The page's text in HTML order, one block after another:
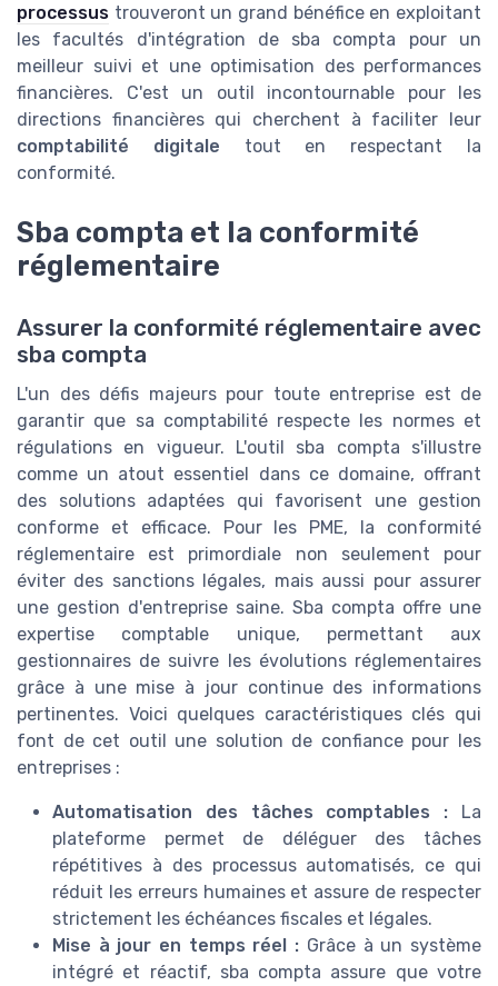
processus trouveront un grand bénéfice en exploitant
les facultés d'intégration de sba compta pour un
meilleur suivi et une optimisation des performances
financières. C'est un outil incontournable pour les
directions financières qui cherchent à faciliter leur
comptabilité digitale tout en respectant la
conformité.
Sba compta et la conformité
réglementaire
Assurer la conformité réglementaire avec
sba compta
L'un des défis majeurs pour toute entreprise est de
garantir que sa comptabilité respecte les normes et
régulations en vigueur. L'outil sba compta s'illustre
comme un atout essentiel dans ce domaine, offrant
des solutions adaptées qui favorisent une gestion
conforme et efficace. Pour les PME, la conformité
réglementaire est primordiale non seulement pour
éviter des sanctions légales, mais aussi pour assurer
une gestion d'entreprise saine. Sba compta offre une
expertise comptable unique, permettant aux
gestionnaires de suivre les évolutions réglementaires
grâce à une mise à jour continue des informations
pertinentes. Voici quelques caractéristiques clés qui
font de cet outil une solution de confiance pour les
entreprises :
Automatisation des tâches comptables : La
plateforme permet de déléguer des tâches
répétitives à des processus automatisés, ce qui
réduit les erreurs humaines et assure de respecter
strictement les échéances fiscales et légales.
Mise à jour en temps réel : Grâce à un système
intégré et réactif, sba compta assure que votre